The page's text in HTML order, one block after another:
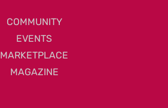
COMMUNITY
EVENTS
MARKETPLACE
MAGAZINE